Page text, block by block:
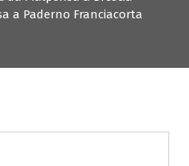
a Paderno Franciacorta